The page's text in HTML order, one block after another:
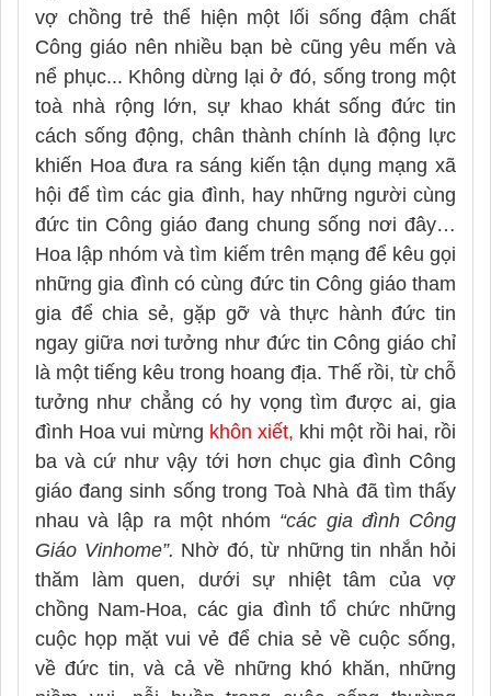
vợ chồng trẻ thể hiện một lối sống đậm chất
Công giáo nên nhiều bạn bè cũng yêu mến và
nể phục... Không dừng lại ở đó, sống trong một
toà nhà rộng lớn, sự khao khát sống đức tin
cách sống động, chân thành chính là động lực
khiến Hoa đưa ra sáng kiến tận dụng mạng xã
hội để tìm các gia đình, hay những người cùng
đức tin Công giáo đang chung sống nơi đây…
Hoa lập nhóm và tìm kiếm trên mạng để kêu gọi
những gia đình có cùng đức tin Công giáo tham
gia để chia sẻ, gặp gỡ và thực hành đức tin
ngay giữa nơi tưởng như đức tin Công giáo chỉ
là một tiếng kêu trong hoang địa. Thế rồi, từ chỗ
tưởng như chẳng có hy vọng tìm được ai, gia
đình Hoa vui mừng khôn xiết, khi một rồi hai, rồi
ba và cứ như vậy tới hơn chục gia đình Công
giáo đang sinh sống trong Toà Nhà đã tìm thấy
nhau và lập ra một nhóm “các gia đình Công
Giáo Vinhome”. Nhờ đó, từ những tin nhắn hỏi
thăm làm quen, dưới sự nhiệt tâm của vợ
chồng Nam-Hoa, các gia đình tổ chức những
cuộc họp mặt vui vẻ để chia sẻ về cuộc sống,
về đức tin, và cả về những khó khăn, những